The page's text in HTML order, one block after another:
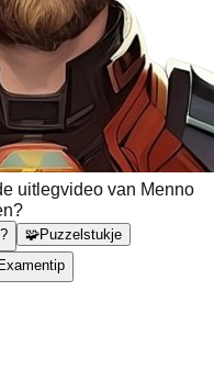
uitlegvideo van Menno
🧩Puzzelstukje
Examentip